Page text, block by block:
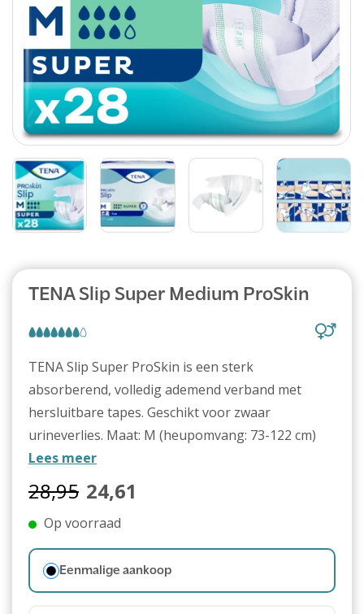
Abonnement
TENA Slip Super Medium ProSkin
TENA Slip Super ProSkin is een sterk
absorberend, volledig ademend verband met
hersluitbare tapes. Geschikt voor zwaar
urineverlies. Maat: M (heupomvang: 73-122 cm)
Lees meer
28,95 24,61
Op voorraad
Eenmalige aankoop